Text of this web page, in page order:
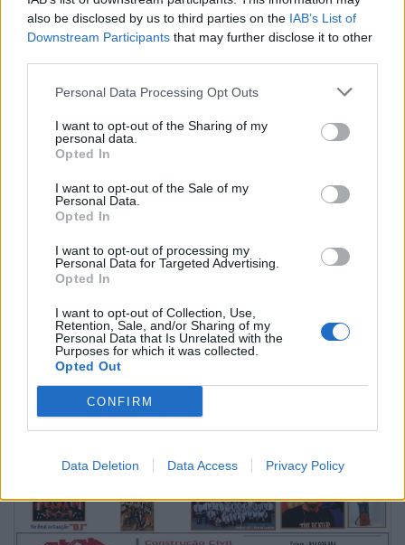
also be disclosed by us to third parties on the IAB’s List of
Downstream Participants that may further disclose it to other
Personal Data Processing Opt Outs
I want to opt-out of the Sharing of my
personal data.
Opted In
I want to opt-out of the Sale of my
Personal Data.
Opted In
I want to opt-out of processing my
Personal Data for Targeted Advertising.
Opted In
I want to opt-out of Collection, Use,
Retention, Sale, and/or Sharing of my
Personal Data that Is Unrelated with the
Purposes for which it was collected.
Opted Out
CONFIRM
Data Deletion Data Access Privacy Policy
Festas de La Salette 2026 > Tarde Sénior levou perto
de 200 pessoas ao Parque
6/08/2026